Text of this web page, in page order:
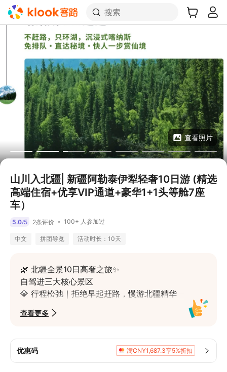
搜索
查看照片
山川入北疆| 新疆阿勒泰伊犁轻奢10日游 (精选
高端住宿+优享VIP通道+豪华1+1头等舱7座
车）
5.0/5 2条评价 100+ 人参加过
中文 拼团导览 活动时长：10天
🌿 北疆全景10日高奢之旅✨
自驾进三大核心景区
💎 行程松弛｜拒绝早起赶路，慢游北疆精华
况
奢庄园，全程高标
💎 沉浸式体验｜沙漠派对、赛湖日出日落、
草原野趣全覆盖
查看更多
优惠码 满CNY1,687.3享5%折扣